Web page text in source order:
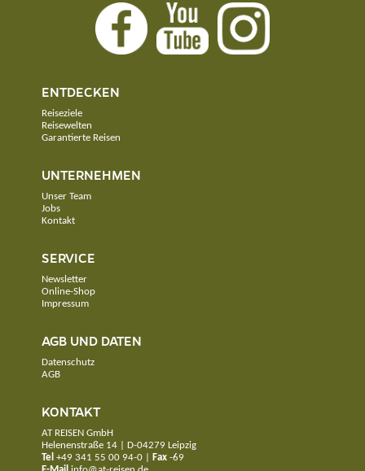
ENTDECKEN
Reiseziele
Reisewelten
Garantierte Reisen
UNTERNEHMEN
Unser Team
Jobs
Kontakt
SERVICE
Newsletter
Online-Shop
Impressum
AGB UND DATEN
Datenschutz
AGB
KONTAKT
AT REISEN GmbH
Helenenstraße 14 | D-04279 Leipzig
Tel +49 341 55 00 94-0 Fax -69